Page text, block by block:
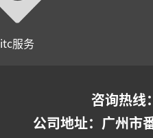
itc服务
咨询热线
公司地址： 广州市